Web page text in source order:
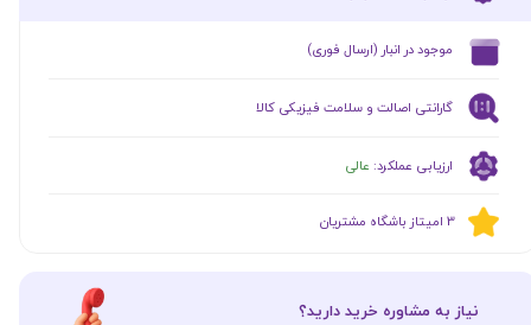
گارانتی اصالت و سلامت فیزیکی کالا
ارزیابی عملکرد: عالی
​موجود در انبار (ارسال فوری)
​​3 امیتاز باشگاه مشتریان
​نیاز به مشاوره خرید دارید؟